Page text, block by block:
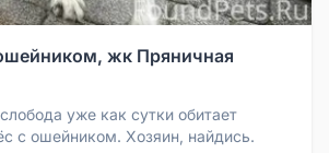
жк Пряничная
уже как сутки обитает
с ошейником. Хозяин, найдись.